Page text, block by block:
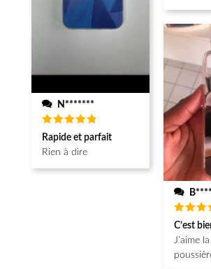
N*******
Note5
sur 5
Rapide et parfait
Rien à dire
Note5
sur 5
C’est
J’aime